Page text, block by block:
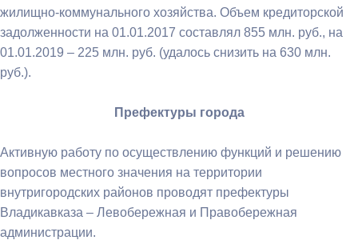
жилищно-коммунального хозяйства. Объем кредиторской
задолженности на 01.01.2017 составлял 855 млн. руб., на
01.01.2019 – 225 млн. руб. (удалось снизить на 630 млн.
руб.).
Префектуры города
Активную работу по осуществлению функций и решению
вопросов местного значения на территории
внутригородских районов проводят префектуры
Владикавказа – Левобережная и Правобережная
администрации.